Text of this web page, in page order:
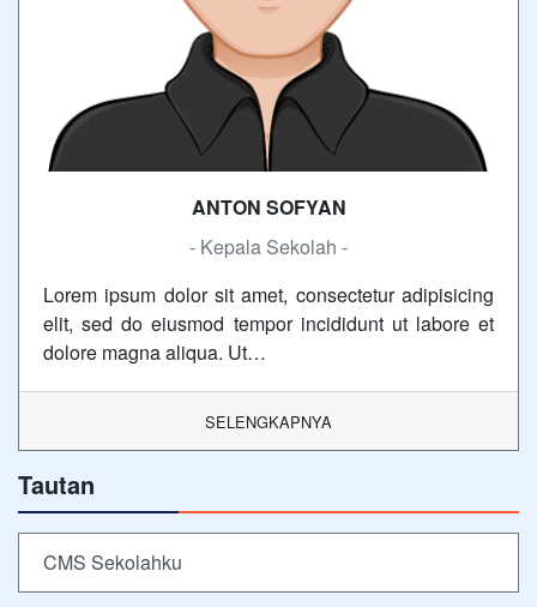
ANTON SOFYAN
- Kepala Sekolah -
Lorem ipsum dolor sit amet, consectetur adipisicing
elit, sed do eiusmod tempor incididunt ut labore et
dolore magna aliqua. Ut…
SELENGKAPNYA
Tautan
CMS Sekolahku